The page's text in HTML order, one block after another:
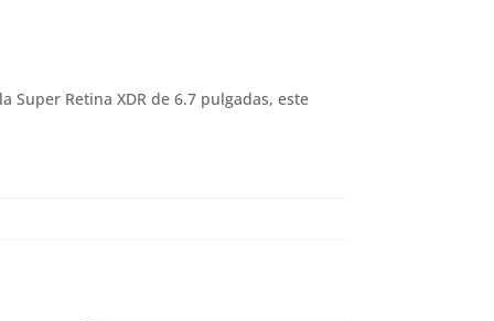
Super Retina XDR de 6.7 pulgadas, este